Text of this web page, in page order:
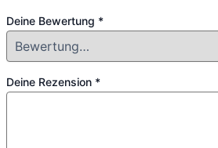
Deine Bewertung *
Deine Rezension *